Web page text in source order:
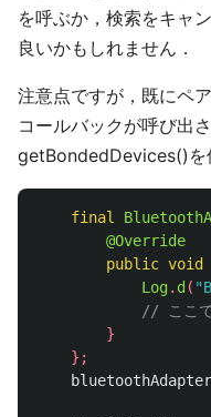
を呼ぶか，検索をキャ
良いかもしれません．
注意点ですが，既にペ
コールバックが呼び出
getBondedDevices()を
final
@Override
public void
Log. d (
// ここで
}
};
bluetoothAdapter